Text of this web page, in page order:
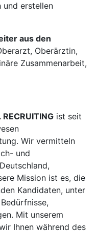
und erstellen
aus den
Oberärztin,
Zusammenarbeit,
RECRUITING ist seit
Wir vermitteln
und
Mission ist es, die
Kandidaten, unter
Mit unserem
Ihnen während des